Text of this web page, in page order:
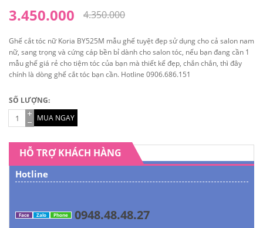
4.350.000
3.450.000
Ghế cắt tóc nữ Koria BY525M mẫu ghế tuyệt đẹp sử dụng cho cả salon nam
nữ, sang trọng và cứng cáp bền bỉ dành cho salon tóc, nếu bạn đang cần 1
mẫu ghế giá rẻ cho tiệm tóc của bạn mà thiết kế đẹp, chắn chắn, thì đây
chính là dòng ghế cắt tóc bạn cần. Hotline 0906.686.151
SỐ LƯỢNG:
MUA NGAY
HỖ TRỢ KHÁCH HÀNG
Hotline
Face Zalo Phone 0948.48.48.27